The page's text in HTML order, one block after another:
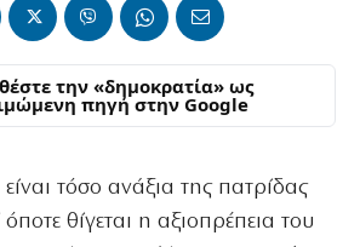
την «δημοκρατία» ως
πηγή στην Google
τόσο ανάξια της πατρίδας
θίγεται η αξιοπρέπεια του